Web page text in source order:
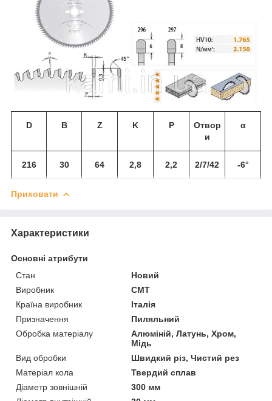
D B Z K P
Отвор
и
α
216 30 64 2,8 2,2 2/7/42 -6°
Приховати
Характеристики
Основні атрибути
Стан
Новий
Виробник
СМТ
Країна виробник
Італія
Призначення
Пиляльний
Обробка матеріалу
Алюміній, Латунь, Хром,
Мідь
Вид обробки
Швидкий різ, Чистий рез
Матеріал кола
Твердий сплав
Діаметр зовнішній
300 мм